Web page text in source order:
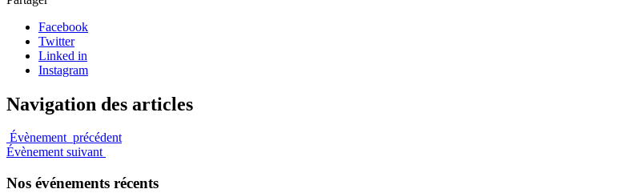
Facebook
Twitter
Linked in
Instagram
Navigation des articles
Évènement précédent
Évènement suivant
Nos événements récents